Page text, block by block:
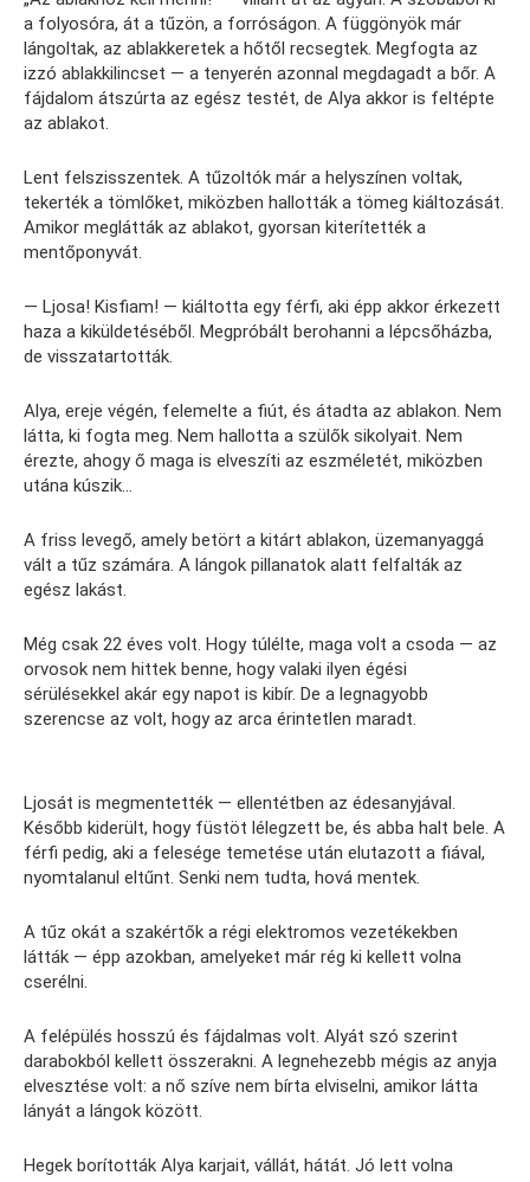
a folyosóra, át a tűzön, a forróságon. A függönyök már
lángoltak, az ablakkeretek a hőtől recsegtek. Megfogta az
izzó ablakkilincset — a tenyerén azonnal megdagadt a bőr. A
fájdalom átszúrta az egész testét, de Alya akkor is feltépte
az ablakot.
Lent felszisszentek. A tűzoltók már a helyszínen voltak,
tekerték a tömlőket, miközben hallották a tömeg kiáltozását.
Amikor meglátták az ablakot, gyorsan kiterítették a
mentőponyvát.
— Ljosa! Kisfiam! — kiáltotta egy férfi, aki épp akkor érkezett
haza a kiküldetéséből. Megpróbált berohanni a lépcsőházba,
de visszatartották.
Alya, ereje végén, felemelte a fiút, és átadta az ablakon. Nem
látta, ki fogta meg. Nem hallotta a szülők sikolyait. Nem
érezte, ahogy ő maga is elveszíti az eszméletét, miközben
utána kúszik…
A friss levegő, amely betört a kitárt ablakon, üzemanyaggá
vált a tűz számára. A lángok pillanatok alatt felfalták az
egész lakást.
Még csak 22 éves volt. Hogy túlélte, maga volt a csoda — az
orvosok nem hittek benne, hogy valaki ilyen égési
sérülésekkel akár egy napot is kibír. De a legnagyobb
szerencse az volt, hogy az arca érintetlen maradt.
Ljosát is megmentették — ellentétben az édesanyjával.
Később kiderült, hogy füstöt lélegzett be, és abba halt bele. A
férfi pedig, aki a felesége temetése után elutazott a fiával,
nyomtalanul eltűnt. Senki nem tudta, hová mentek.
A tűz okát a szakértők a régi elektromos vezetékekben
látták — épp azokban, amelyeket már rég ki kellett volna
cserélni.
A felépülés hosszú és fájdalmas volt. Alyát szó szerint
darabokból kellett összerakni. A legnehezebb mégis az anyja
elvesztése volt: a nő szíve nem bírta elviselni, amikor látta
lányát a lángok között.
Hegek borították Alya karjait, vállát, hátát. Jó lett volna